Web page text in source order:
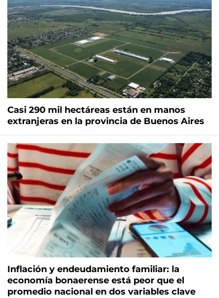
Casi 290 mil hectáreas están en manos
extranjeras en la provincia de Buenos Aires
Inflación y endeudamiento familiar: la
economía bonaerense está peor que el
promedio nacional en dos variables clave